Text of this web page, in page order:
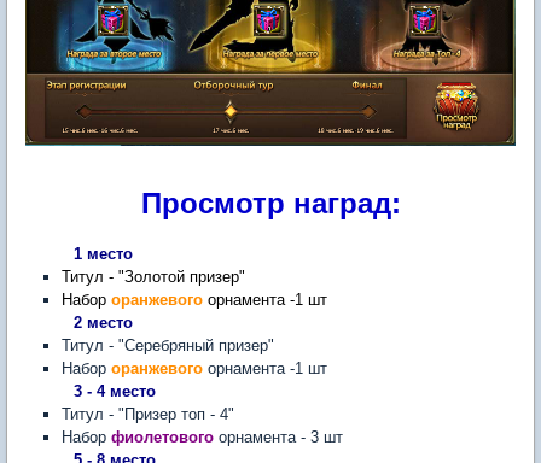
Просмотр наград:
1 место
Титул - "Золотой призер"
Набор оранжевого орнамента -1 шт
2 место
​Титул - "Серебряный призер"
Набор оранжевого орнамента -1 шт
3 - 4 место
​Титул - "Призер топ - 4"
Набор фиолетового орнамента - 3 шт